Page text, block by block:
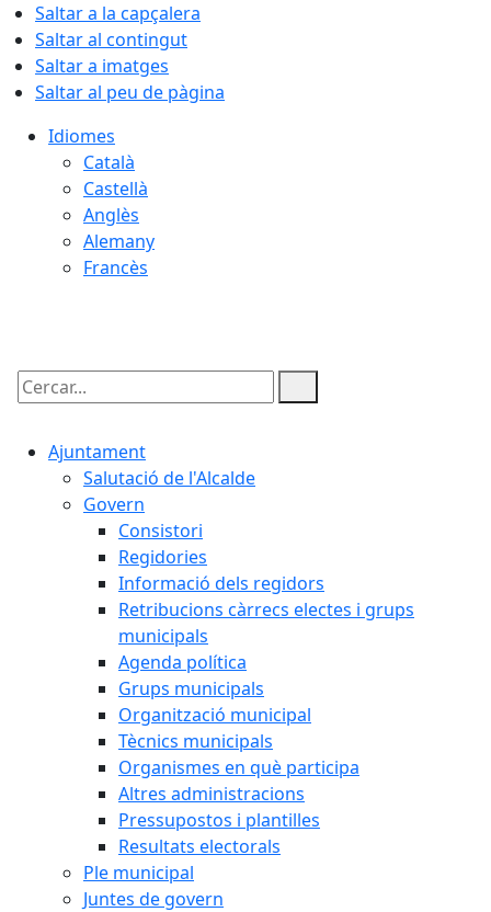
Saltar a la capçalera
Saltar al contingut
Saltar a imatges
Saltar al peu de pàgina
Idiomes
Català
Castellà
Anglès
Alemany
Francès
Cercar:
Ajuntament
Salutació de l'Alcalde
Govern
Consistori
Regidories
Informació dels regidors
Retribucions càrrecs electes i grups
municipals
Agenda política
Grups municipals
Organització municipal
Tècnics municipals
Organismes en què participa
Altres administracions
Pressupostos i plantilles
Resultats electorals
Ple municipal
Juntes de govern